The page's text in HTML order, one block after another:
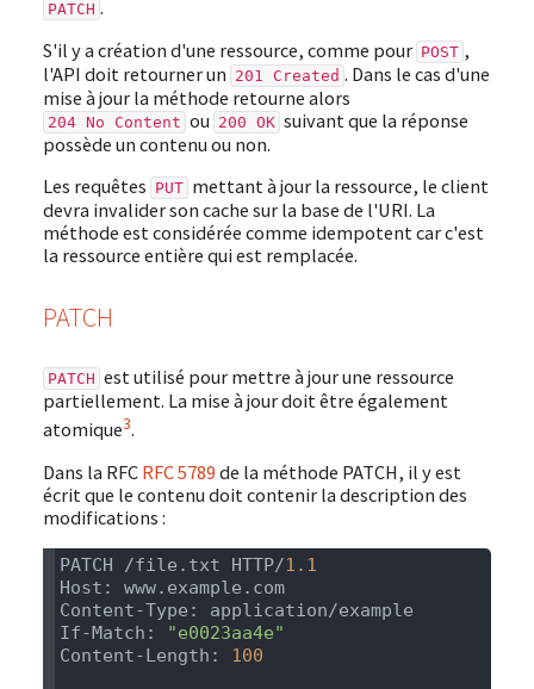
PATCH .
S'il y a création d'une ressource, comme pour POST ,
l'API doit retourner un 201 Created . Dans le cas d'une
mise à jour la méthode retourne alors
204 No Content ou 200 OK suivant que la réponse
possède un contenu ou non.
Les requêtes PUT mettant à jour la ressource, le client
devra invalider son cache sur la base de l'URI. La
méthode est considérée comme idempotent car c'est
la ressource entière qui est remplacée.
PATCH
PATCH est utilisé pour mettre à jour une ressource
partiellement. La mise à jour doit être également
atomique3.
Dans la RFC RFC 5789 de la méthode PATCH, il y est
écrit que le contenu doit contenir la description des
modifications :
PATCH /file.txt HTTP/
Host: www.example.com
If-Match:
Content-Length: